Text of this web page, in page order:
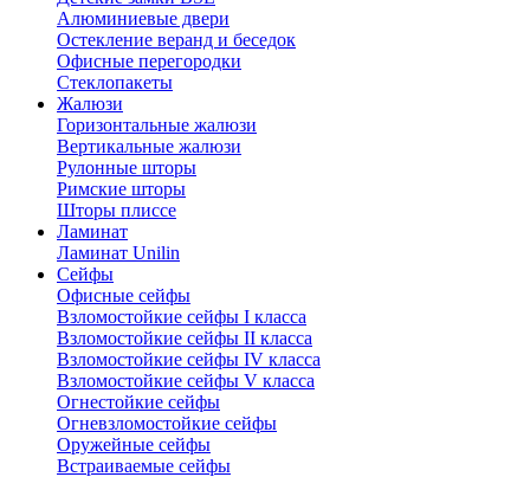
Алюминиевые двери
Остекление веранд и беседок
Офисные перегородки
Стеклопакеты
Жалюзи
Горизонтальные жалюзи
Вертикальные жалюзи
Рулонные шторы
Римские шторы
Шторы плиссе
Ламинат
Ламинат Unilin
Сейфы
Офисные сейфы
Взломостойкие сейфы I класса
Взломостойкие сейфы II класса
Взломостойкие сейфы IV класса
Взломостойкие сейфы V класса
Огнестойкие сейфы
Огневзломостойкие сейфы
Оружейные сейфы
Встраиваемые сейфы